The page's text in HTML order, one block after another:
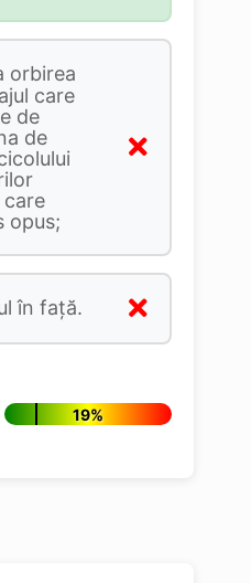
orbirea
care
de
de
care
opus;
în față.
19%